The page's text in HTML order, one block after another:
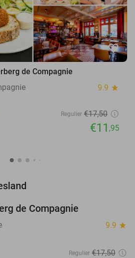
favorite_border
de Compagnie
9.9 star
Regulier €17,50
€11 ,95
de Compagnie
9.9 star
Regulier €17,50